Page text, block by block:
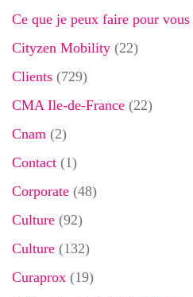
Ce que je peux faire pour vous
Cityzen Mobility (22)
Clients (729)
CMA Ile-de-France (22)
Cnam (2)
Contact (1)
Corporate (48)
Culture (92)
Culture (132)
Curaprox (19)